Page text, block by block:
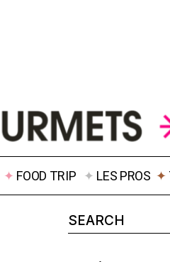
✦ FOOD TRIP ✦ LES PROS ✦